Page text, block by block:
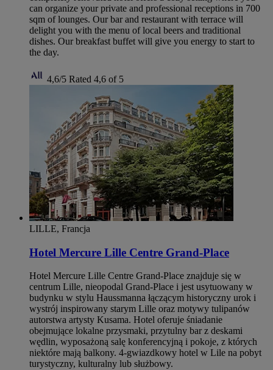
can organize your private and professional receptions in 700
sqm of lounges. Our bar and restaurant with terrace will
delight you with the menu of local beers and traditional
dishes. Our breakfast buffet will give you energy to start to
the day.
4,6/5 Rated 4,6 of 5
LILLE, Francja
Hotel Mercure Lille Centre Grand-Place
Hotel Mercure Lille Centre Grand-Place znajduje się w
centrum Lille, nieopodal Grand-Place i jest usytuowany w
budynku w stylu Haussmanna łączącym historyczny urok i
wystrój inspirowany starym Lille oraz motywy tulipanów
autorstwa artysty Kusama. Hotel oferuje śniadanie
obejmujące lokalne przysmaki, przytulny bar z deskami
wędlin, wyposażoną salę konferencyjną i pokoje, z których
niektóre mają balkony. 4-gwiazdkowy hotel w Lile na pobyt
turystyczny, kulturalny lub służbowy.